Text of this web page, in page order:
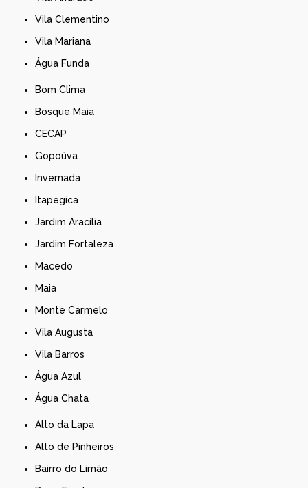
Vila Clementino
Vila Mariana
Água Funda
Bom Clima
Bosque Maia
CECAP
Gopoúva
Invernada
Itapegica
Jardim Aracília
Jardim Fortaleza
Macedo
Maia
Monte Carmelo
Vila Augusta
Vila Barros
Água Azul
Água Chata
Alto da Lapa
Alto de Pinheiros
Bairro do Limão